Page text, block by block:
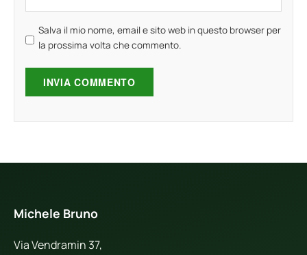
Salva il mio nome, email e sito web in questo browser per
la prossima volta che commento.
Michele Bruno
Via Vendramin 37,